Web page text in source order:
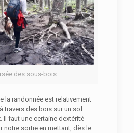
des sous-bois
la randonnée est relativement
travers des bois sur un sol
Il faut une certaine dextérité
notre sortie en mettant, dès le